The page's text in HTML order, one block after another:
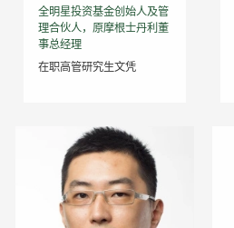
全明星投资基金创始人及管
理合伙人，原摩根士丹利董
事总经理
在职高管研究生文凭